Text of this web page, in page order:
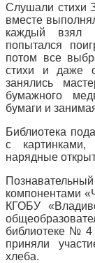
Слушали стихи
вместе
каждый взял
попытался
потом все
стихи и даже
занялись
бумажного
бумаги и
Библиотека
с
нарядные
компонентами
КГОБУ
библиотеке № 4
приняли
хлеба.